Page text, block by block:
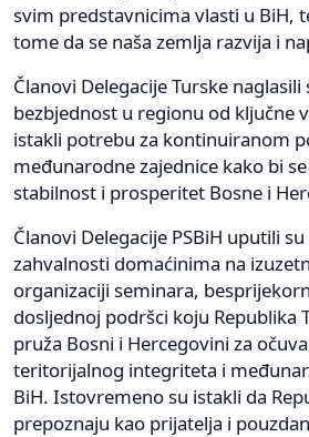
svim predstavnicima vlasti u BiH,
tome da se naša zemlja razvija i
Članovi Delegacije Turske naglasili
bezbjednost u regionu od ključne
istakli potrebu za kontinuiranom
međunarodne zajednice kako bi
stabilnost i prosperitet Bosne i
Članovi Delegacije PSBiH uputili
zahvalnosti domaćinima na
organizaciji seminara,
dosljednoj podršci koju Republika
pruža Bosni i Hercegovini za
teritorijalnog integriteta i
BiH. Istovremeno su istakli da
prepoznaju kao prijatelja i